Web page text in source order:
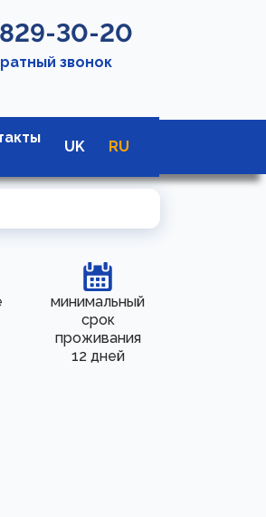
829-30-20
звонок
UK RU
минимальный
срок
проживания
12 дней